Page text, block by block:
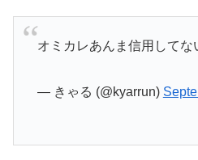
オミカレあんま信用してな
— きゃる (@kyarrun)